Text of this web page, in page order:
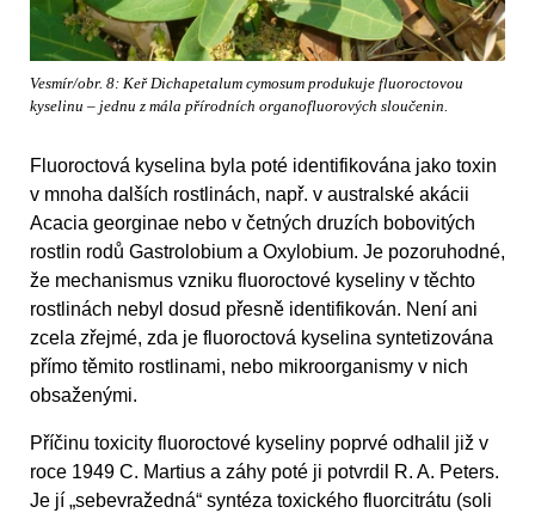
Vesmír/obr. 8: Keř Dichapetalum cymosum produkuje fluoroctovou
kyselinu – jednu z mála přírodních organofluorových sloučenin.
Fluoroctová kyselina byla poté identifikována jako toxin
v mnoha dalších rostlinách, např. v australské akácii
Acacia georginae nebo v četných druzích bobovitých
rostlin rodů Gastrolobium a Oxylobium. Je pozoruhodné,
že mechanismus vzniku fluoroctové kyseliny v těchto
rostlinách nebyl dosud přesně identifikován. Není ani
zcela zřejmé, zda je fluoroctová kyselina syntetizována
přímo těmito rostlinami, nebo mikroorganismy v nich
obsaženými.
Příčinu toxicity fluoroctové kyseliny poprvé odhalil již v
roce 1949 C. Martius a záhy poté ji potvrdil R. A. Peters.
Je jí „sebevražedná“ syntéza toxického fluorcitrátu (soli